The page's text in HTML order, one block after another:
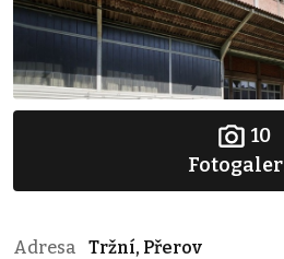
10
Adresa
Tržní, Přerov